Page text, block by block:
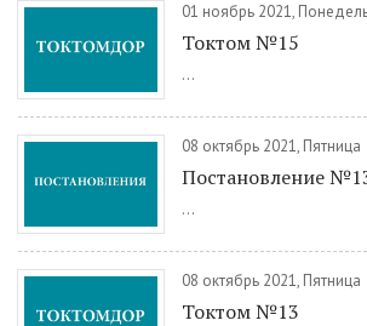
01 ноябрь 2021,
Токтом №15
...
08 октябрь 2021, Пятница
Постановление
...
08 октябрь 2021, Пятница
Токтом №13